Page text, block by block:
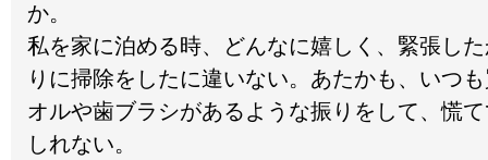
か。
私を家に泊める時、どんなに嬉しく、緊張し
りに掃除をしたに違いない。あたかも、いつ
オルや歯ブラシがあるような振りをして、慌
しれない。